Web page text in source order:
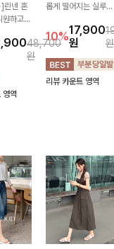
린넨 혼
원하고
기 좋은
입니다.
과 여유로
더해
운 실
드려
48,700
원
영역
롭게 떨어지는 실루엣
자인으로 데일리하게
즐기기 좋은 티셔츠-
소매 라벨 디테일이
은은한 포인트를 더해
심플하면서도 센스 있
10%17,900
원
원
리뷰 카운트 영역